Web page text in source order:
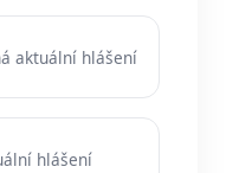
aktuální hlášení
hlášení